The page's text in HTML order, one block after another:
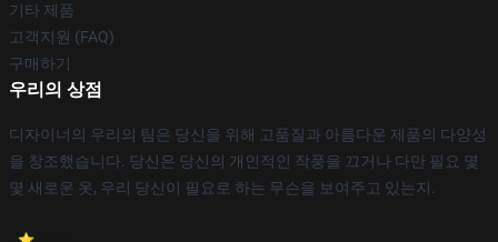
기타 제품
고객지원 (FAQ)
구매하기
우리의 상점
디자이너의 우리의 팀은 당신을 위해 고품질과 아름다운 제품의 다양성
을 창조했습니다. 당신은 당신의 개인적인 작풍을 끄거나 다만 필요 몇
몇 새로운 옷, 우리 당신이 필요로 하는 무슨을 보여주고 있는지.